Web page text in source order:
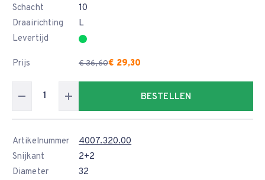
Schacht
10
Draairichting
L
Levertijd
Prijs € 36,60€ 29,30
BESTELLEN
Artikelnummer
4007.320.00
Snijkant
2+2
Diameter
32